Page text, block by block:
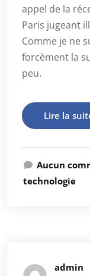
appel de la
Paris jugeant
Comme je ne
forcèment la
peu.
Lire la
Aucun
technologie
admin